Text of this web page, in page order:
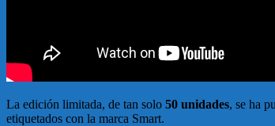
La edición limitada, de tan solo 50 unidades, se ha
etiquetados con la marca Smart.